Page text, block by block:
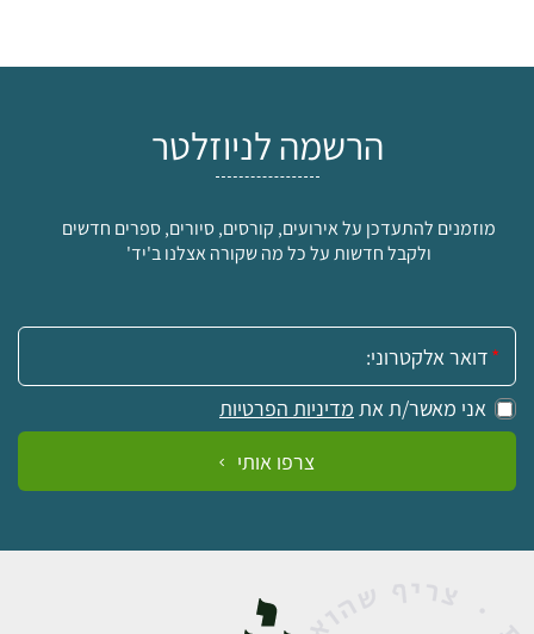
הרשמה לניוזלטר
מוזמנים להתעדכן על אירועים, קורסים, סיורים, ספרים חדשים
ולקבל חדשות על כל מה שקורה אצלנו ב'יד'
אימייל:
אני מאשר/ת את מדיניות הפרטיות
צרפו אותי